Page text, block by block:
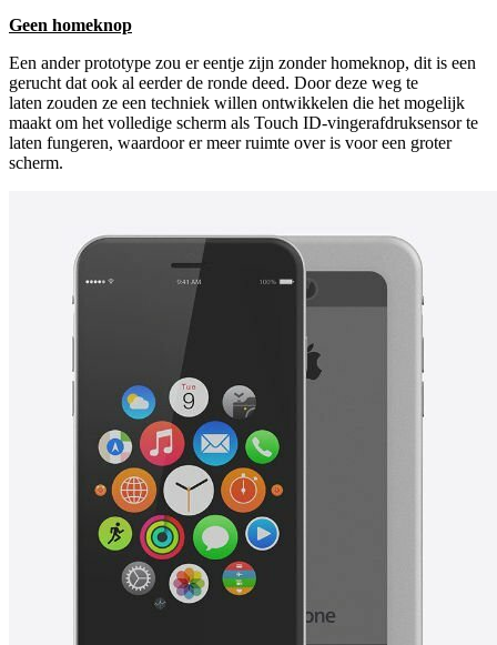
Geen homeknop
Een ander prototype zou er eentje zijn zonder homeknop, dit is een
gerucht dat ook al eerder de ronde deed. Door deze weg te
laten zouden ze een techniek willen ontwikkelen die het mogelijk
maakt om het volledige scherm als Touch ID-vingerafdruksensor te
laten fungeren, waardoor er meer ruimte over is voor een groter
scherm.